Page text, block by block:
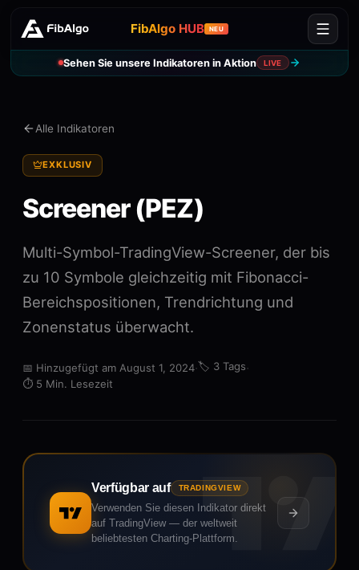
FibAlgo HUB NEU
Sehen Sie unsere Indikatoren in Aktion LIVE
Alle Indikatoren
EXKLUSIV
Screener (PEZ)
Multi-Symbol-TradingView-Screener, der bis
zu 10 Symbole gleichzeitig mit Fibonacci-
Bereichspositionen, Trendrichtung und
Zonenstatus überwacht.
📅 Hinzugefügt am August 1, 2024·🏷️ 3 Tags·
⏱️ 5 Min. Lesezeit
Verfügbar auf TRADINGVIEW
Verwenden Sie diesen Indikator direkt
auf TradingView — der weltweit
beliebtesten Charting-Plattform.